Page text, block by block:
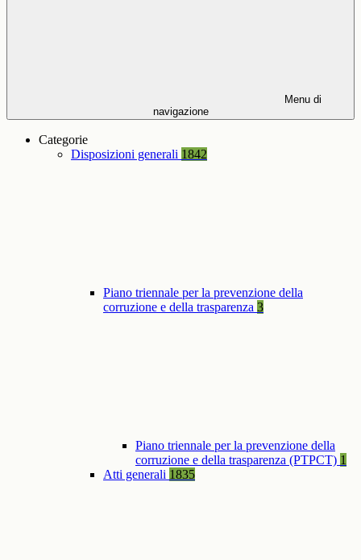
Menu di
navigazione
Categorie
Disposizioni generali 1842
Piano triennale per la prevenzione della
corruzione e della trasparenza 3
Piano triennale per la prevenzione della
corruzione e della trasparenza (PTPCT) 1
Atti generali 1835